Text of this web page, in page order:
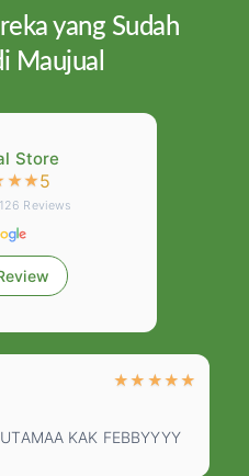
yang Sudah
Maujual
Store
★★5
Reviews
★★ ★★★
KAK FEBBYYYY